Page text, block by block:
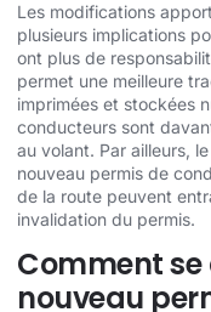
Les modifications
plusieurs implications
ont plus de
permet une meilleure
imprimées et stockées
conducteurs sont
au volant. Par ailleurs,
nouveau permis de
de la route peuvent
invalidation du permis.
Comment
nouveau